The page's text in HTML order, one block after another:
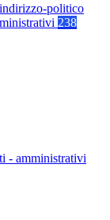
politico
238
- amministrativi